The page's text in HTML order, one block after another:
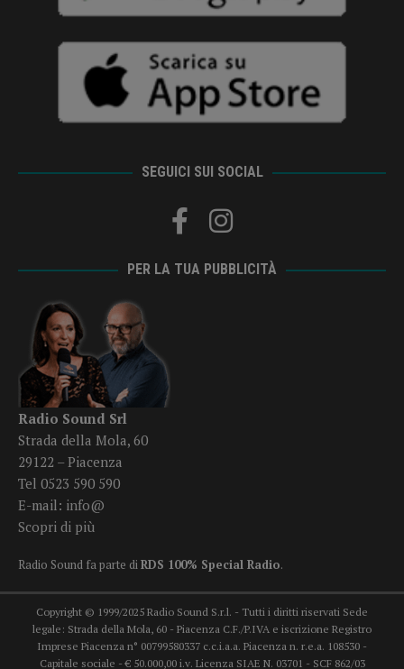
SEGUICI SUI SOCIAL
PER LA TUA PUBBLICITÀ
Radio Sound Srl
Strada della Mola, 60
29122 – Piacenza
Tel 0523 590 590
E-mail: info@
Scopri di più
Radio Sound fa parte diRDS 100% Special Radio.
Copyright © 1999/2025 Radio Sound S.r.l. - Tutti i diritti riservati Sede
legale: Strada della Mola, 60 - Piacenza C.F./P.IVA e iscrizione Registro
Imprese Piacenza n° 00799580337 c.c.i.a.a. Piacenza n. r.e.a. 108530 -
Capitale sociale - € 50.000,00 i.v. Licenza SIAE N. 03701 - SCF 862/03